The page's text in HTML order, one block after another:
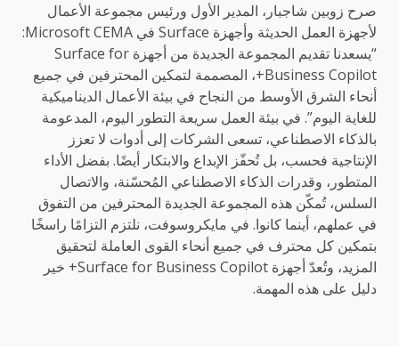
صرح زوبين شاجبار، المدير الأول ورئيس مجموعة الأعمال
لأجهزة العمل الحديثة وأجهزة Surface في Microsoft CEMA:
“يسعدنا تقديم المجموعة الجديدة من أجهزة Surface for
Business Copilot+، المصممة لتمكين المحترفين في جميع
أنحاء الشرق الأوسط من النجاح في بيئة الأعمال الديناميكية
للغاية اليوم”. في بيئة العمل سريعة التطور اليوم، المدعومة
بالذكاء الاصطناعي، تسعى الشركات إلى أدوات لا تعزز
الإنتاجية فحسب، بل تُحفّز الإبداع والابتكار أيضًا. بفضل الأداء
المتطور، وقدرات الذكاء الاصطناعي المُحسّنة، والاتصال
السلس، تُمكّن هذه المجموعة الجديدة المحترفين من التفوق
في عملهم، أينما كانوا. في مايكروسوفت، نلتزم التزامًا راسخًا
بتمكين كل محترف في جميع أنحاء القوى العاملة لتحقيق
المزيد، وتُعدّ أجهزة Surface for Business Copilot+ خير
دليل على هذه المهمة.